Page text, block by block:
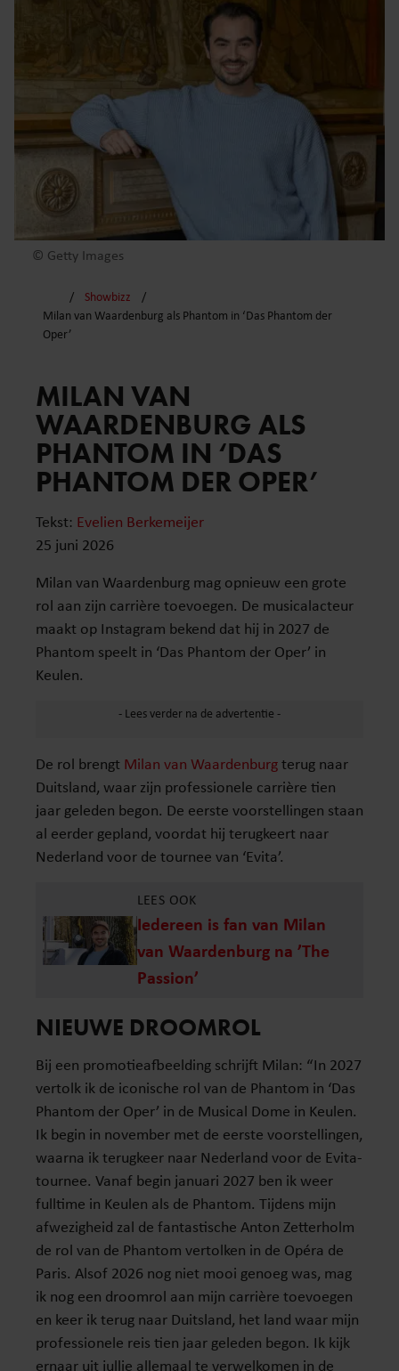
© Getty Images
Showbizz
Milan van Waardenburg als Phantom in ‘Das Phantom der
Oper’
MILAN VAN
WAARDENBURG ALS
PHANTOM IN ‘DAS
PHANTOM DER OPER’
Tekst: Evelien Berkemeijer
25 juni 2026
Milan van Waardenburg mag opnieuw een grote
rol aan zijn carrière toevoegen. De musicalacteur
maakt op Instagram bekend dat hij in 2027 de
Phantom speelt in ‘Das Phantom der Oper’ in
Keulen.
De rol brengt Milan van Waardenburgterug naar
Duitsland, waar zijn professionele carrière tien
jaar geleden begon. De eerste voorstellingen staan
al eerder gepland, voordat hij terugkeert naar
Nederland voor de tournee van ‘Evita’.
LEES OOK
Iedereen is fan van Milan
van Waardenburg na ’The
Passion’
NIEUWE DROOMROL
Bij een promotieafbeelding schrijft Milan: “In 2027
vertolk ik de iconische rol van de Phantom in ‘Das
Phantom der Oper’ in de Musical Dome in Keulen.
Ik begin in november met de eerste voorstellingen,
waarna ik terugkeer naar Nederland voor de Evita-
tournee. Vanaf begin januari 2027 ben ik weer
fulltime in Keulen als de Phantom. Tijdens mijn
afwezigheid zal de fantastische Anton Zetterholm
de rol van de Phantom vertolken in de Opéra de
Paris. Alsof 2026 nog niet mooi genoeg was, mag
ik nog een droomrol aan mijn carrière toevoegen
en keer ik terug naar Duitsland, het land waar mijn
professionele reis tien jaar geleden begon. Ik kijk
ernaar uit jullie allemaal te verwelkomen in de